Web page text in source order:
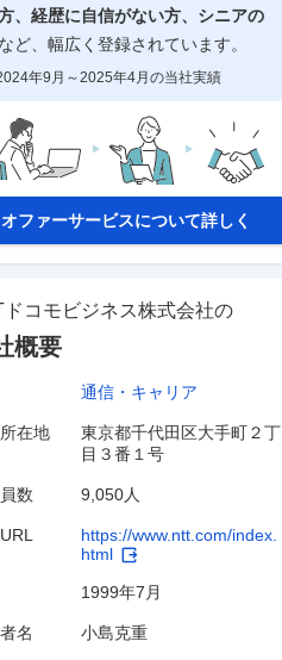
、 経歴に自信がない方、シニアの
など、幅広く登録されています。
年9月～2025年4月の当社実績
オファーサービスについて詳しく
ドコモビジネス株式会社の
概要
通信・キャリア
在地
東京都千代田区大手町２丁
目３番１号
数 9,050人
https://www.ntt.com/index.
html
1999年7月
名 小島克重